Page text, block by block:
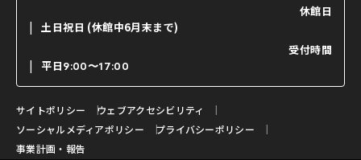
ご寄附について
よくいただくご質問
お問い合わせ
休館日
土日祝日 (休館中6月末まで)
受付時間
平日9:00〜17:00
サイトポリシー
ウェブアクセシビリティ
ソーシャルメディアポリシー
プライバシーポリシー
事業計画・報告